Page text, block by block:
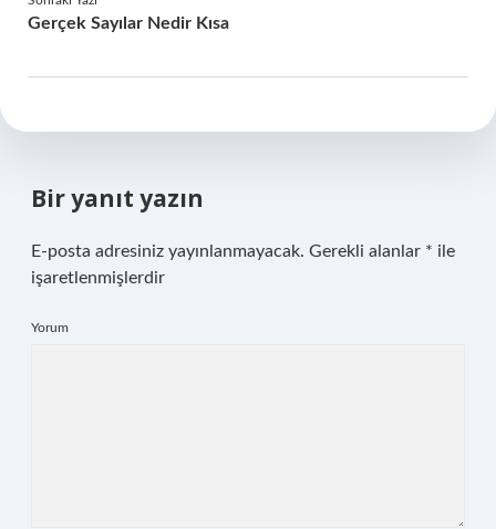
Gerçek Sayılar Nedir Kısa
Bir yanıt yazın
E-posta adresiniz yayınlanmayacak. Gerekli alanlar * ile
işaretlenmişlerdir
Yorum